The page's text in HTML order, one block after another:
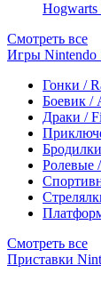
Смотреть все
Игры Nintendo
Гонки /
Боевик /
Драки /
Ролевые
Смотреть все
Приставки